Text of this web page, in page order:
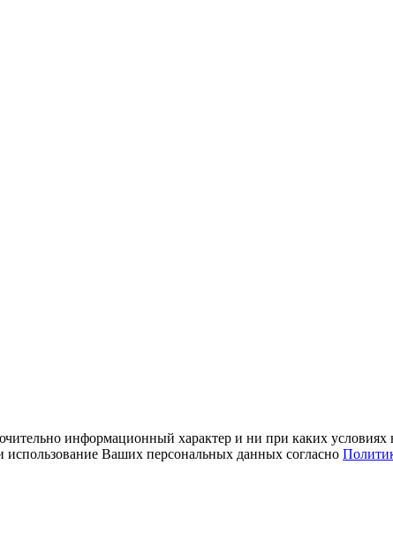
информационный характер и ни при каких условиях
использование Ваших персональных данных согласно